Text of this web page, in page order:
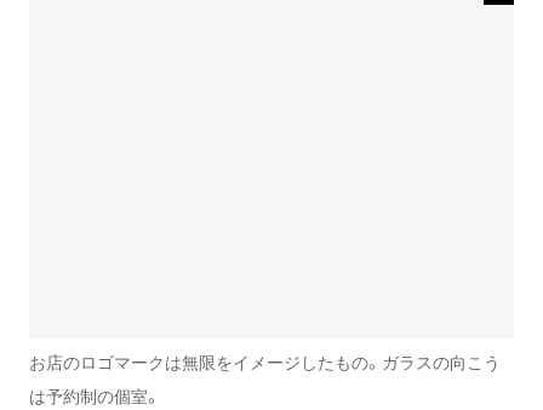
お店のロゴマークは無限をイメージしたもの。ガラスの向こう
は予約制の個室。